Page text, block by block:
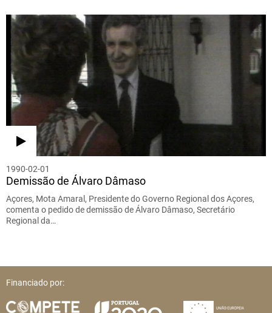
1990-02-01
Demissão de Álvaro Dâmaso
Açores, Mota Amaral, Presidente do Governo Regional dos Açores,
comenta o pedido de demissão de Álvaro Dâmaso, Secretário
Regional da…
Financiado por: